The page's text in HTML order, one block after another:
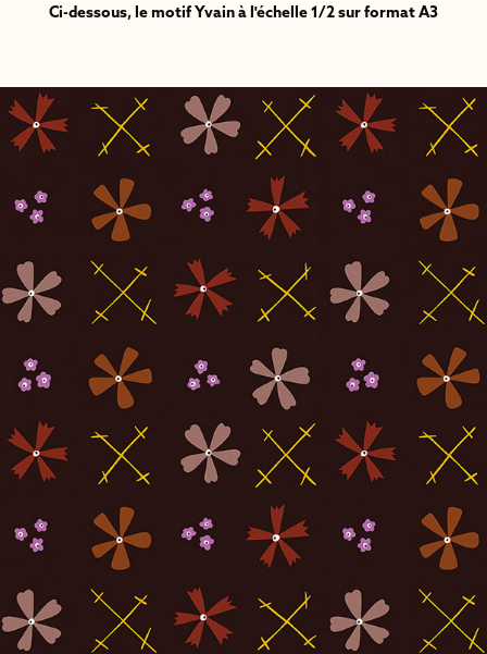
Ci-dessous, le motif Yvain à l'échelle 1/2 sur format A3